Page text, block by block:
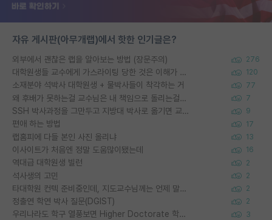
자유 게시판(아무개랩)에서 핫한 인기글은?
외부에서 괜찮은 랩을 알아보는 방법 (장문주의) 276
대학원생들 교수에게 가스라이팅 당한 것은 이해가 갑니다. 안타깝네요. 120
소재분야 석박사 대학원생 + 물박사들이 착각하는 거 77
왜 후배가 못하는걸 교수님은 내 책임으로 돌리는걸까요? 7
SSH 박사과정을 그만두고 지방대 박사로 옮기면 교수의 꿈은 끝일까요? 9
편애 하는 방법 17
랩홈피에 다들 본인 사진 올리냐 13
이사이트가 처음엔 정말 도움많이됐는데 16
역대급 대학원생 빌런 2
석사생의 고민 2
타대학원 컨텍 준비중인데, 지도교수님께는 언제 말씀드려야 할까요? 2
정출연 학연 박사 질문(DGIST) 2
우리나라도 학구 열풍보면 Higher Doctorate 학위가 필요하다고 봅니다. 3